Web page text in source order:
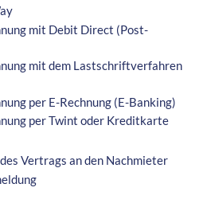
mit Debit Direct (Post-
mit dem Lastschriftverfahren
per E-Rechnung (E-Banking)
per Twint oder Kreditkarte
Vertrags an den Nachmieter